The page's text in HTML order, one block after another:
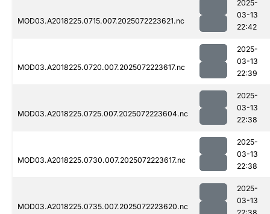
MOD03.A2018225.0715.007.2025072223621.nc
2025-
03-13
22:42
MOD03.A2018225.0720.007.2025072223617.nc
2025-
03-13
22:39
MOD03.A2018225.0725.007.2025072223604.nc
2025-
03-13
22:38
MOD03.A2018225.0730.007.2025072223617.nc
2025-
03-13
22:38
MOD03.A2018225.0735.007.2025072223620.nc
2025-
03-13